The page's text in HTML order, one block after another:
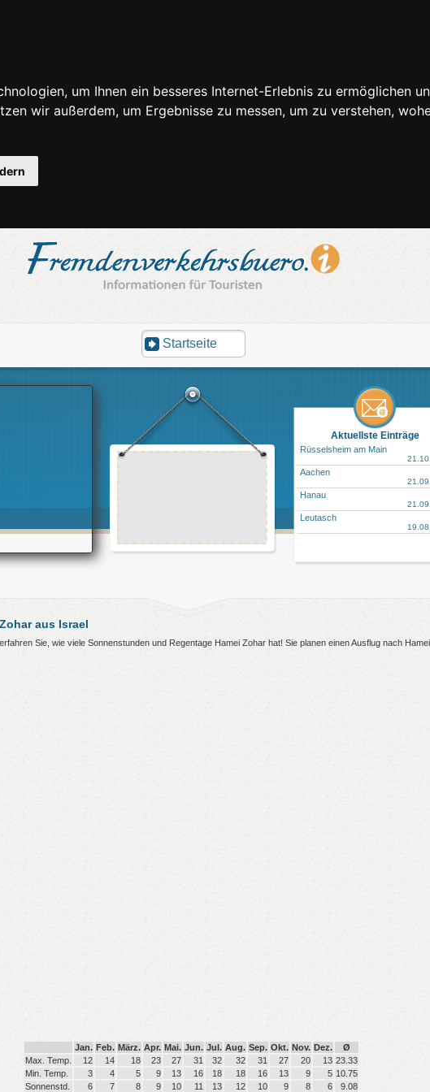
um Ihnen ein besseres Internet-Erlebnis zu ermöglichen
wir außerdem, um Ergebnisse zu messen, um zu verstehen,
Startseite
Aktuellste Einträge
Rüsselsheim am Main
Aachen
Hanau
Leutasch
aus Israel
Sie, wie viele Sonnenstunden und Regentage Hamei Zohar hat! Sie planen einen Ausflug nach
Jan. Feb. März. Apr. Mai. Jun. Jul. Aug. Sep. Okt. Nov. Dez.
Ø
Max. Temp.
12 14 18 23 27 31 32 32 31 27 20 13 23.33
Min. Temp.
3 4 5 9 13 16 18 18 16 13 9 5 10.75
Sonnenstd.
6 7 8 9 10 11 13 12 10 9 8 6 9.08